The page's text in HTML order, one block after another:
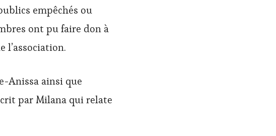
empêchés ou
ont pu faire don à
l’association.
Anissa ainsi que
par Milana qui relate